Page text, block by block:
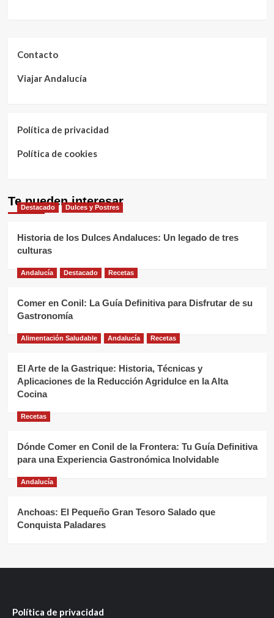
Contacto
Viajar Andalucía
Política de privacidad
Política de cookies
Te pueden interesar
Destacado Dulces y Postres
Historia de los Dulces Andaluces: Un legado de tres
culturas
Andalucía Destacado Recetas
Comer en Conil: La Guía Definitiva para Disfrutar de su
Gastronomía
Alimentación Saludable Andalucía Recetas
El Arte de la Gastrique: Historia, Técnicas y
Aplicaciones de la Reducción Agridulce en la Alta
Cocina
Recetas
Dónde Comer en Conil de la Frontera: Tu Guía Definitiva
para una Experiencia Gastronómica Inolvidable
Andalucía
Anchoas: El Pequeño Gran Tesoro Salado que
Conquista Paladares
Política de privacidad